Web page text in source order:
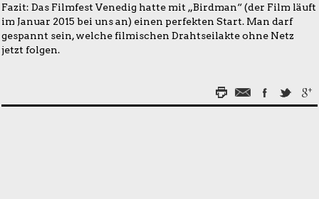
Fazit: Das Filmfest Venedig hatte mit „Birdman“ (der Film läuft
im Januar 2015 bei uns an) einen perfekten Start. Man darf
gespannt sein, welche filmischen Drahtseilakte ohne Netz
jetzt folgen.